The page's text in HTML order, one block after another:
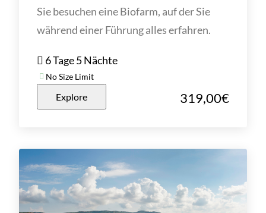
Sie besuchen eine Biofarm, auf der Sie
während einer Führung alles erfahren.
6 Tage 5 Nächte
No Size Limit
Explore 319,00€